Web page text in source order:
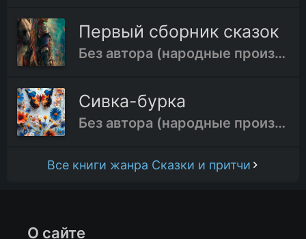
Первый сборник сказок
Без автора (народные произведения)
Сивка-бурка
Без автора (народные произведения)
Все книги жанра Сказки и притчи
О сайте